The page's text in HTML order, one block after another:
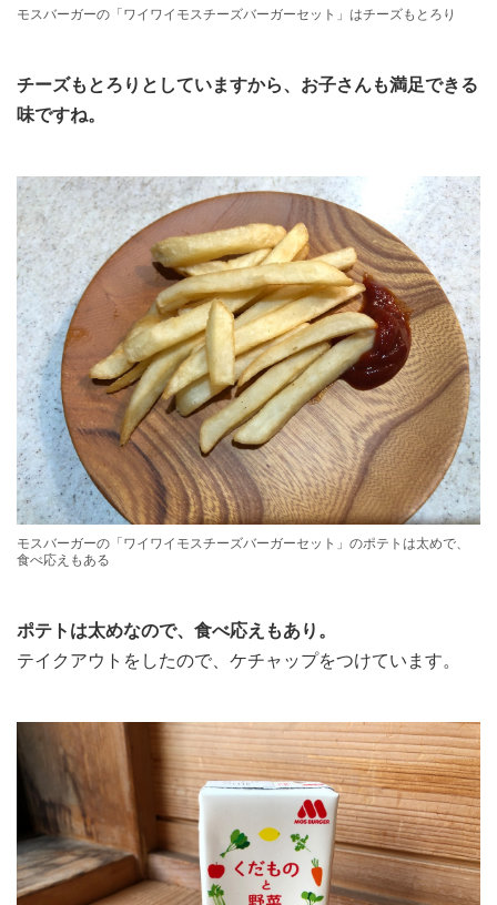
モスバーガーの「ワイワイモスチーズバーガーセット」はチーズもとろり
チーズもとろりとしていますから、お子さんも満足できる
味ですね。
モスバーガーの「ワイワイモスチーズバーガーセット」のポテトは太めで、
食べ応えもある
ポテトは太めなので、食べ応えもあり。
テイクアウトをしたので、ケチャップをつけています。